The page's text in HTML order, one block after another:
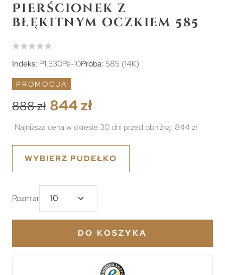
Pierścionek z
błękitnym oczkiem 585
Indeks: P1.530Pa-10Próba: 585 (14K)
PROMOCJA
888 zł 844 zł
Najniższa cena w okresie 30 dni przed obniżką: 844 zł
WYBIERZ PUDEŁKO
Rozmiar
DO KOSZYKA